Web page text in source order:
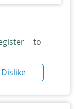
to
Dislike